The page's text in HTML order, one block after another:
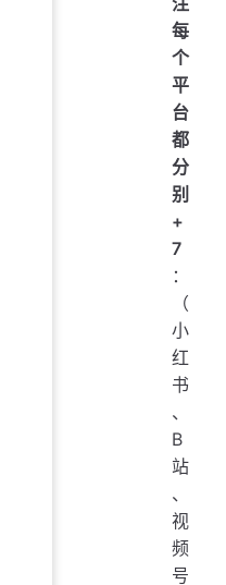
每
个
平
台
都
分
别
+
7
：
（
小
红
书
、
B
站
、
视
频
号